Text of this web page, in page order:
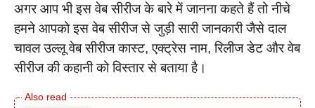
अगर आप भी इस वेब सीरीज के बारे में जानना कहते हैं तो नीचे
हमने आपको इस वेब सीरीज से जुड़ी सारी जानकारी जैसे दाल
चावल उल्लू वेब सीरीज कास्ट, एक्ट्रेस नाम, रिलीज डेट और वेब
सीरीज की कहानी को विस्तार से बताया है।